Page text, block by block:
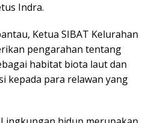
Indra.
Ketua SIBAT Kelurahan
pengarahan tentang
habitat biota laut dan
kepada para relawan yang